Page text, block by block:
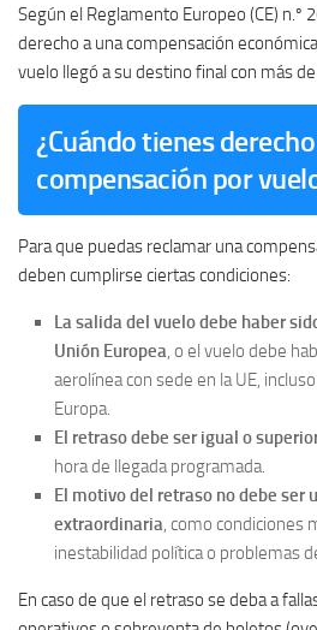
Según el Reglamento Europeo (CE) n.º
derecho a una compensación
vuelo llegó a su destino final con más
¿Cuándo tienes
compensación por
Para que puedas reclamar una
deben cumplirse ciertas condiciones:
La salida del vuelo debe haber
Unión Europea , o el vuelo debe
aerolínea con sede en la UE,
Europa.
El retraso debe ser igual o
hora de llegada programada.
El motivo del retraso no debe ser
extraordinaria , como condiciones
inestabilidad política o problemas
En caso de que el retraso se deba a